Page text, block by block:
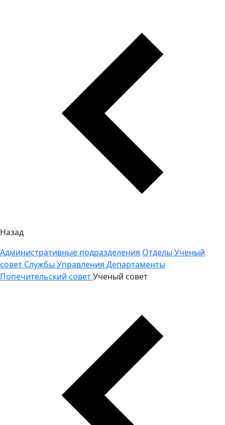
Назад
Административные подразделения Отделы Ученый
совет Службы Управления Департаменты
Попечительский советУченый совет